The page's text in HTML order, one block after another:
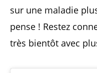
sur une maladie
pense ! Restez
très bientôt avec